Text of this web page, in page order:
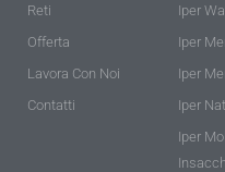
Reti
Offerta
Lavora Con Noi
Contatti
Iper
Iper
Iper
Iper
Iper